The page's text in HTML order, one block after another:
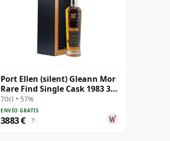
Port Ellen (silent) Gleann Mor
Rare Find Single Cask 1983 33
años
70cl • 57%
ENVÍO GRATIS
3883 € ?